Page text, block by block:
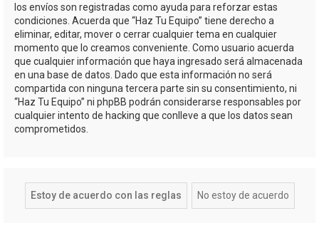
los envíos son registradas como ayuda para reforzar estas
condiciones. Acuerda que “Haz Tu Equipo” tiene derecho a
eliminar, editar, mover o cerrar cualquier tema en cualquier
momento que lo creamos conveniente. Como usuario acuerda
que cualquier información que haya ingresado será almacenada
en una base de datos. Dado que esta información no será
compartida con ninguna tercera parte sin su consentimiento, ni
“Haz Tu Equipo” ni phpBB podrán considerarse responsables por
cualquier intento de hacking que conlleve a que los datos sean
comprometidos.